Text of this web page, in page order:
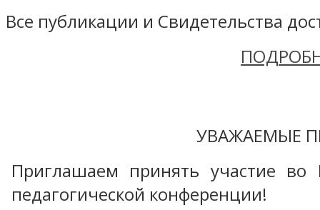
Все публикации и Свидетельства
УВАЖАЕМЫЕ
Приглашаем принять участие во
педагогической конференции!